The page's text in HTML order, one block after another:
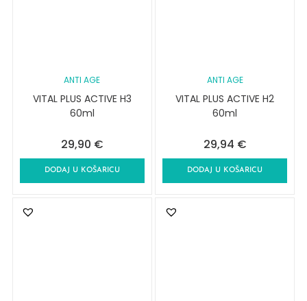
ANTI AGE
VITAL PLUS ACTIVE H3
60ml
29,90 €
DODAJ U KOŠARICU
ANTI AGE
VITAL PLUS ACTIVE H2
60ml
29,94 €
DODAJ U KOŠARICU